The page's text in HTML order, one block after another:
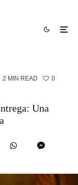
2 MIN READ
0
Una